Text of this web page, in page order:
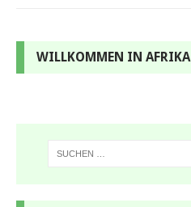
WILLKOMMEN IN AFRIKA